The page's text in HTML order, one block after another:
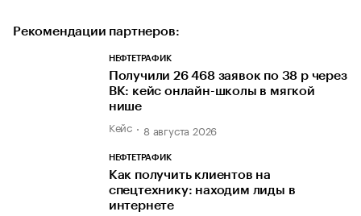
Рекомендации партнеров:
НЕФТЕТРАФИК
Получили 26 468 заявок по 38 р через
ВК: кейс онлайн-школы в мягкой
нише
Кейс 8 августа 2026
НЕФТЕТРАФИК
Как получить клиентов на
спецтехнику: находим лиды в
интернете